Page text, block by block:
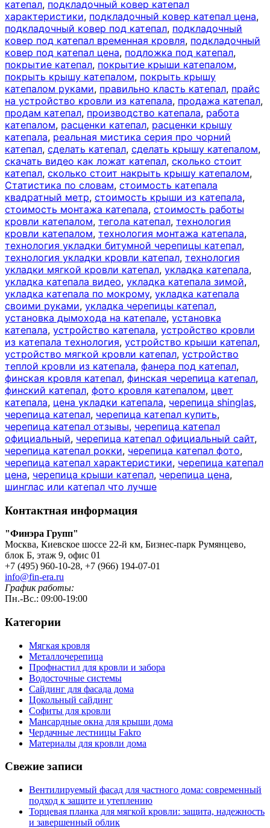
катепал, подкладочный ковер катепал
характеристики, подкладочный ковер катепал цена,
подкладочный ковер под катепал, подкладочный
ковер под катепал временная кровля, подкладочный
ковер под катепал цена, подложка под катепал,
покрытие катепал, покрытие крыши катепалом,
покрыть крышу катепалом, покрыть крышу
катепалом руками, правильно класть катепал, прайс
на устройство кровли из катепала, продажа катепал,
продам катепал, производство катепала, работа
катепалом, расценки катепал, расценки крышу
катепала, реальная мистика серия про чорний
катепал, сделать катепал, сделать крышу катепалом,
скачать видео как ложат катепал, сколько стоит
катепал, сколько стоит накрыть крышу катепалом,
Статистика по словам, стоимость катепала
квадратный метр, стоимость крыши из катепала,
стоимость монтажа катепала, стоимость работы
кровли катепалом, тегола катепал, технология
кровли катепалом, технология монтажа катепала,
технология укладки битумной черепицы катепал,
технология укладки кровли катепал, технология
укладки мягкой кровли катепал, укладка катепала,
укладка катепала видео, укладка катепала зимой,
укладка катепала по мокрому, укладка катепала
своими руками, укладка черепицы катепал,
установка дымохода на катепале, установка
катепала, устройство катепала, устройство кровли
из катепала технология, устройство крыши катепал,
устройство мягкой кровли катепал, устройство
теплой кровли из катепала, фанера под катепал,
финская кровля катепал, финская черепица катепал,
финский катепал, фото кровля катепалом, цвет
катепала, цена укладки катепала, черепица shinglas,
черепица катепал, черепица катепал купить,
черепица катепал отзывы, черепица катепал
официальный, черепица катепал официальный сайт,
черепица катепал рокки, черепица катепал фото,
черепица катепал характеристики, черепица катепал
цена, черепица крыши катепал, черепица цена,
шинглас или катепал что лучше
Контактная информация
"Финэра Групп"
Москва, Киевское шоссе 22-й км, Бизнес-парк Румянцево,
блок Б, этаж 9, офис 01
+7 (495) 960-10-28, +7 (966) 194-07-01
info@fin-era.ru
График работы:
Пн.-Вс.: 09:00-19:00
Категории
Мягкая кровля
Металлочерепица
Профнастил для кровли и забора
Водосточные системы
Сайдинг для фасада дома
Цокольный сайдинг
Софиты для кровли
Мансардные окна для крыши дома
Чердачные лестницы Fakro
Материалы для кровли дома
Свежие записи
Вентилируемый фасад для частного дома: современный
подход к защите и утеплению
Торцевая планка для мягкой кровли: защита, надежность
и завершенный облик